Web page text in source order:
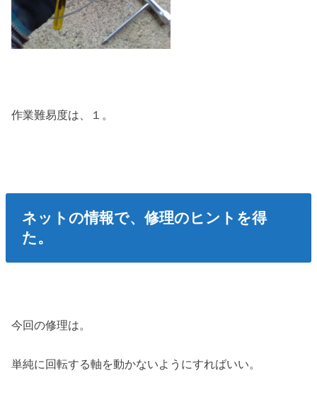
作業難易度は、１。
ネットの情報で、修理のヒントを得
た。
今回の修理は。
単純に回転する軸を動かないようにすればいい。